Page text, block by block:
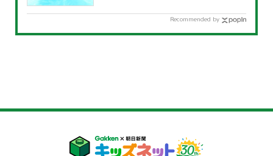
Recommended by